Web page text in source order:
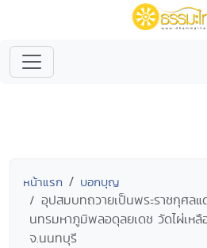
หน้าแรก บอกบุญ
อุปสมบทถวายเป็นพระราชกุศล
นทรมหาภูมิพลอดุลยเดช วัดไผ่เห
จ.นนทบุรี